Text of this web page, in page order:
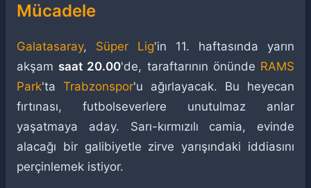
Mücadele
Galatasaray, Süper Lig'in 11. haftasında yarın
akşam saat 20.00'de, taraftarının önünde RAMS
Park'ta Trabzonspor'u ağırlayacak. Bu heyecan
fırtınası, futbolseverlere unutulmaz anlar
yaşatmaya aday. Sarı-kırmızılı camia, evinde
alacağı bir galibiyetle zirve yarışındaki iddiasını
perçinlemek istiyor.